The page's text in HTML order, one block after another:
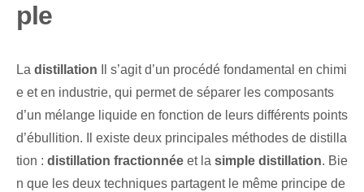
ple
La distillation Il s’agit d’un procédé fondamental en chimi
e et en industrie, qui permet de séparer les composants
d’un mélange liquide en fonction de leurs différents points
d’ébullition. Il existe deux principales méthodes de distilla
tion : distillation fractionnée et la simple distillation. Bie
n que les deux techniques partagent le même principe de